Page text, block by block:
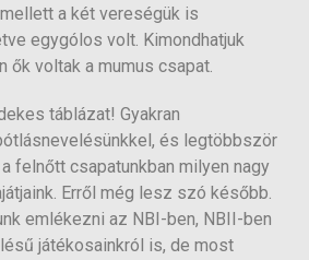
a két vereségük is
egygólos volt. Kimondhatjuk
ők voltak a mumus csapat.
táblázat! Gyakran
és legtöbbször
felnőtt csapatunkban milyen nagy
Erről még lesz szó később.
emlékezni az NBI-ben, NBII-ben
játékosainkról is, de most